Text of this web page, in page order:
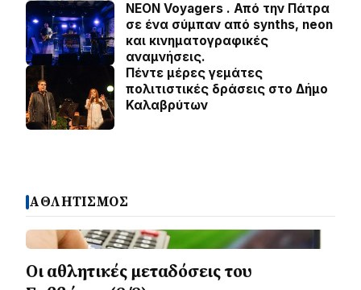
NEON Voyagers . Από την Πάτρα
σε ένα σύμπαν από synths, neon
και κινηματογραφικές
αναμνήσεις.
Πέντε μέρες γεμάτες
πολιτιστικές δράσεις στο Δήμο
Καλαβρύτων
ΑΘΛΗΤΙΣΜΟΣ
Οι αθλητικές μεταδόσεις του